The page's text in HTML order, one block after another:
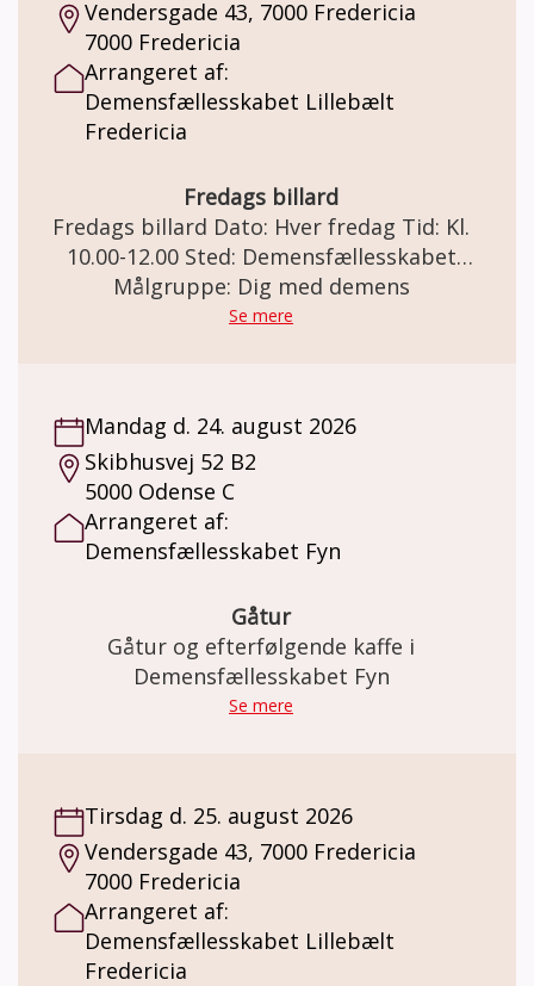
finder I ud af, hvor langt I går og hvor turen
går hen. Der er mulighed for at slutte turen
af med en kop kaffe og sødt. Vi slutter
senest kl. 12. Pris: Deltagelse er gratis. I
Demensfællesskabet kan der købes kaffe og
Vendersgade 43, 7000 Fredericia
7000 Fredericia
Arrangeret af:
Demensfællesskabet Lillebælt
Fredericia
Fredags billard
Fredags billard Dato: Hver fredag Tid: Kl.
10.00-12.00 Sted: Demensfællesskabet
Lillebælt Vendersgade 43, 7000 Fredericia
Fredags billard Holdet er for dig som har en
nyder det. De hjælper hinanden og skiftes
for det meste til at vinde. Her er det ikke
vigtigt, om du er en rutineret spiller og
heller ikke, om du kender reglerne. Det
handler om at hygge sig og have det sjovt.
købes kaffe og the for kr. 20,-. Minimum 4 og
max 8 deltagere.
Målgruppe: Dig med demens
Se mere
Mandag d. 24. august 2026
Skibhusvej 52 B2
5000 Odense C
Arrangeret af:
Demensfællesskabet Fyn
Gåtur
Gåtur og efterfølgende kaffe i
Demensfællesskabet Fyn
Se mere
Tirsdag d. 25. august 2026
Vendersgade 43, 7000 Fredericia
7000 Fredericia
Arrangeret af:
Demensfællesskabet Lillebælt
Fredericia